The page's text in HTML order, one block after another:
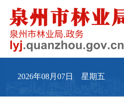
2026年08月07日 星期五